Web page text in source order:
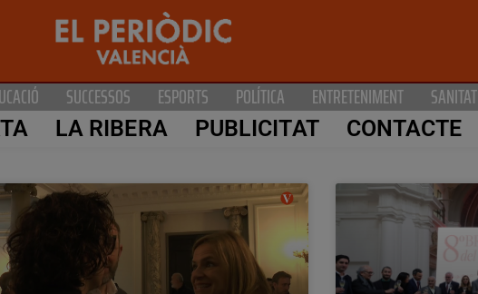
SUCCESSOS ESPORTS POLÍTICA ENTRETENIMENT SANITAT
LA RIBERA PUBLICITAT CONTACTE